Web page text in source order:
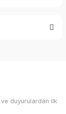
duyurulardan ilk